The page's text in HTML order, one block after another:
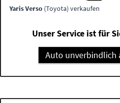
Yaris Verso (Toyota) verkaufen
Unser Service ist für
Auto unverbindlich